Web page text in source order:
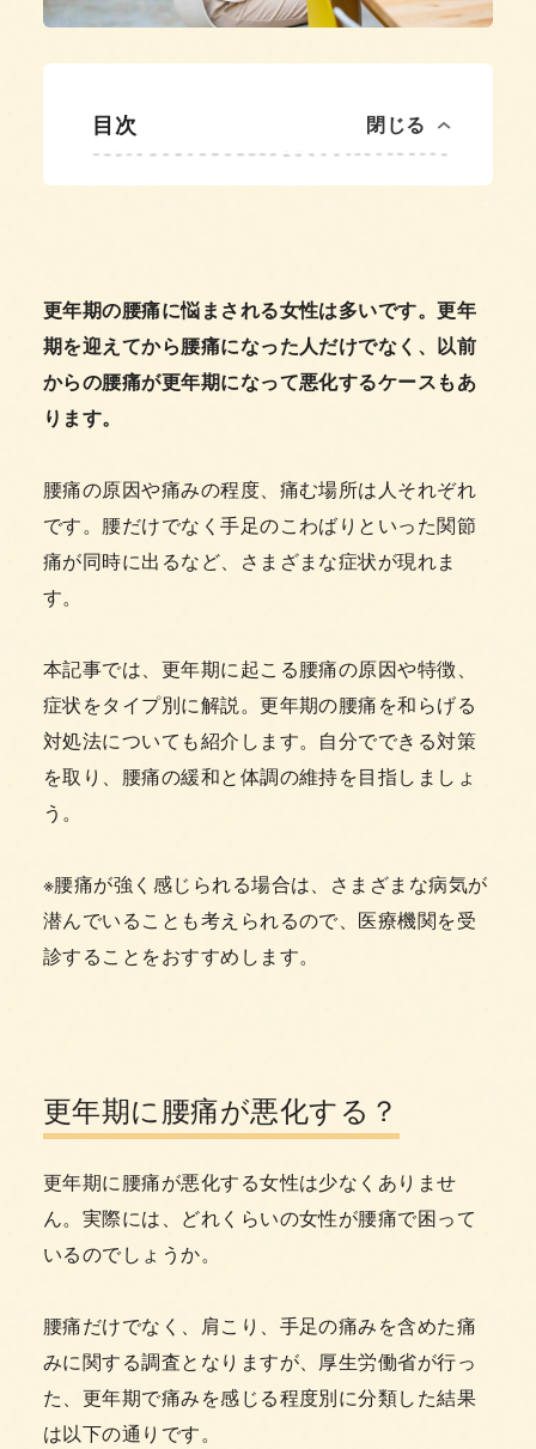
目次 閉じる
更年期の腰痛に悩まされる女性は多いです。更年
期を迎えてから腰痛になった人だけでなく、以前
からの腰痛が更年期になって悪化するケースもあ
ります。
腰痛の原因や痛みの程度、痛む場所は人それぞれ
です。腰だけでなく手足のこわばりといった関節
痛が同時に出るなど、さまざまな症状が現れま
す。
本記事では、更年期に起こる腰痛の原因や特徴、
症状をタイプ別に解説。更年期の腰痛を和らげる
対処法についても紹介します。自分でできる対策
を取り、腰痛の緩和と体調の維持を目指しましょ
う。
※腰痛が強く感じられる場合は、さまざまな病気が
潜んでいることも考えられるので、医療機関を受
診することをおすすめします。
更年期に腰痛が悪化する？
更年期に腰痛が悪化する女性は少なくありませ
ん。実際には、どれくらいの女性が腰痛で困って
いるのでしょうか。
腰痛だけでなく、肩こり、手足の痛みを含めた痛
みに関する調査となりますが、厚生労働省が行っ
た、更年期で痛みを感じる程度別に分類した結果
は以下の通りです。